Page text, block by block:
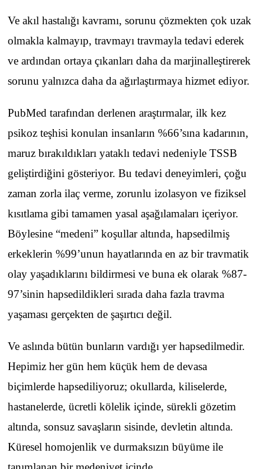
Ve akıl hastalığı kavramı, sorunu çözmekten çok uzak
olmakla kalmayıp, travmayı travmayla tedavi ederek
ve ardından ortaya çıkanları daha da marjinalleştirerek
sorunu yalnızca daha da ağırlaştırmaya hizmet ediyor.
PubMed tarafından derlenen araştırmalar, ilk kez
psikoz teşhisi konulan insanların %66’sına kadarının,
maruz bırakıldıkları yataklı tedavi nedeniyle TSSB
geliştirdiğini gösteriyor. Bu tedavi deneyimleri, çoğu
zaman zorla ilaç verme, zorunlu izolasyon ve fiziksel
kısıtlama gibi tamamen yasal aşağılamaları içeriyor.
Böylesine “medeni” koşullar altında, hapsedilmiş
erkeklerin %99’unun hayatlarında en az bir travmatik
olay yaşadıklarını bildirmesi ve buna ek olarak %87-
97’sinin hapsedildikleri sırada daha fazla travma
yaşaması gerçekten de şaşırtıcı değil.
Ve aslında bütün bunların vardığı yer hapsedilmedir.
Hepimiz her gün hem küçük hem de devasa
biçimlerde hapsediliyoruz; okullarda, kiliselerde,
hastanelerde, ücretli kölelik içinde, sürekli gözetim
altında, sonsuz savaşların sisinde, devletin altında.
Küresel homojenlik ve durmaksızın büyüme ile